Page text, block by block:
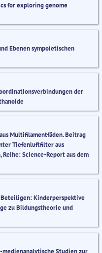
for exploring genome
Ebenen sympoietischen
der
Multifilamentfäden. Beitrag
Tiefenluftfilter aus
Science-Report aus dem
Kinderperspektive
zu Bildungstheorie und
Studien zur